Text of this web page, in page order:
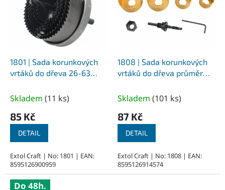
1801 | Sada korunkových
vrtáků do dřeva 26-63
mm, uchycení průměr 6
Skladem (11 ks)
85 Kč
DETAIL
Extol Craft | No: 1801 | EAN:
8595126900959
1808 | Sada korunkových
vrtáků do dřeva průměr
vrtání 25 mm, uchycení
Skladem (101 ks)
87 Kč
DETAIL
Extol Craft | No: 1808 | EAN:
8595126914574
Do 48h.